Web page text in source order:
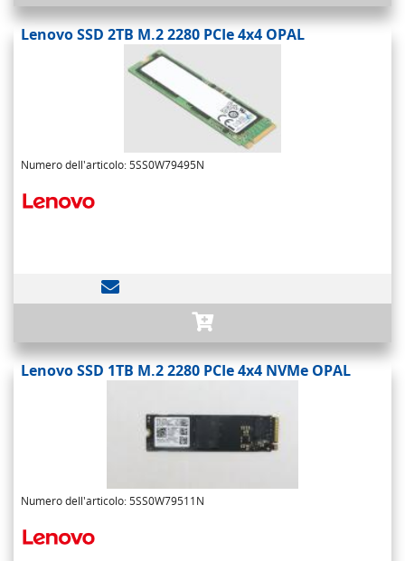
Lenovo SSD 2TB M.2 2280 PCIe 4x4 OPAL
Numero dell'articolo: 5SS0W79495N
Lenovo SSD 1TB M.2 2280 PCIe 4x4 NVMe OPAL
Numero dell'articolo: 5SS0W79511N